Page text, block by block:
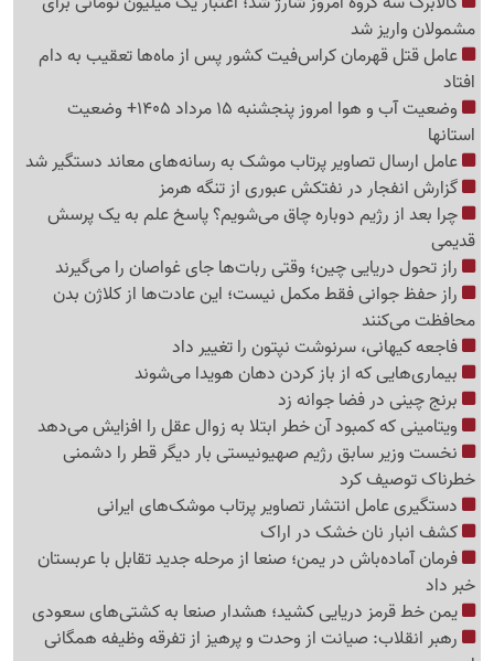
مشمولان واریز شد
عامل قتل قهرمان کراس‌فیت کشور پس از ماه‌ها تعقیب به دام
افتاد
وضعیت آب و هوا امروز پنجشنبه 15 مرداد 1405+ وضعیت
استانها
عامل ارسال تصاویر پرتاب موشک به رسانه‌های معاند دستگیر شد
گزارش انفجار در نفتکش عبوری از تنگه هرمز
چرا بعد از رژیم دوباره چاق می‌شویم؟ پاسخ علم به یک پرسش
قدیمی
راز تحول دریایی چین؛ وقتی ربات‌ها جای غواصان را می‌گیرند
راز حفظ جوانی فقط مکمل نیست؛ این عادت‌ها از کلاژن بدن
محافظت می‌کنند
فاجعه کیهانی، سرنوشت نپتون را تغییر داد
بیماری‌هایی که از باز کردن دهان هویدا می‌شوند
برنج چینی در فضا جوانه زد
ویتامینی که کمبود آن خطر ابتلا به زوال عقل را افزایش می‌دهد
نخست وزیر سابق رژیم صهیونیستی بار دیگر قطر را دشمنی
خطرناک توصیف کرد
دستگیری عامل انتشار تصاویر پرتاب موشک‌های ایرانی
کشف انبار نان خشک در اراک
فرمان آماده‌باش در یمن؛ صنعا از مرحله جدید تقابل با عربستان
خبر داد
یمن خط قرمز دریایی کشید؛ هشدار صنعا به کشتی‌های سعودی
رهبر انقلاب: صیانت از وحدت و پرهیز از تفرقه وظیفه همگانی